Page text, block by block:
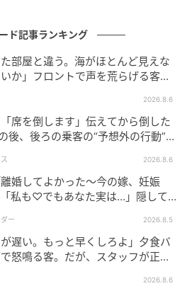
入したもののレシートを共有
うになりました。
円と提示され、戸惑いが残り
らうことへの配慮は必要だと
事代をどうするか、場所代を
んなで確認しておけばよかっ
まりでは、費用の負担や精算
っておくことが大切だと感じ
性／2児の母。パート主婦。趣
を観ること
ド記事ランキング
た部屋と違う。海がほとんど見えな
か」フロントで声を荒らげる客。
2026.8.6
席を倒します」伝えてから倒した
後、後ろの乗客の“予想外の行動”に
2026.8.6
婚してよかった〜今の嫁、妊娠
私も♡でもあなた実は…」隠して
ー 2026.8.5
が遅い。もっと早くしろよ」夕食バ
怒鳴る客。だが、スタッフが正論
2026.8.6